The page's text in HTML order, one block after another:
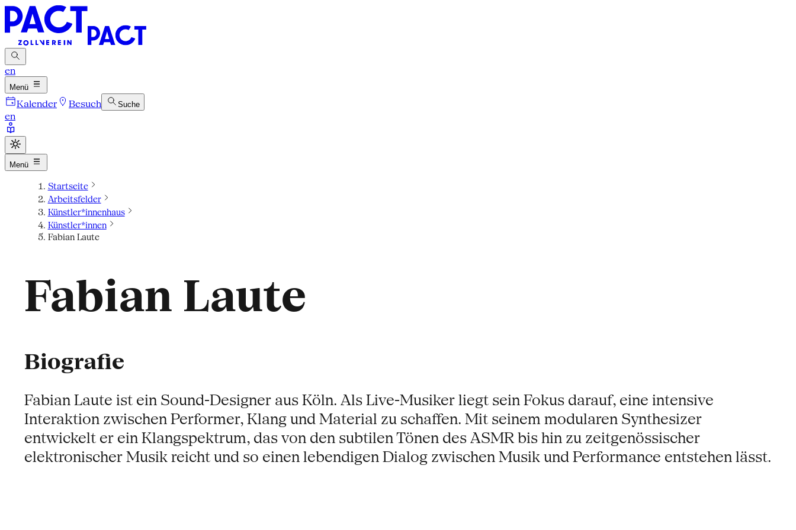
en
Menü
Kalender Besuch Suche
en
Menü
Startseite
Arbeitsfelder
Künstler*innenhaus
Künstler*innen
Fabian Laute
Fabian Laute
Biografie
Fabian Laute ist ein Sound-Designer aus Köln. Als Live-Musiker liegt sein Fokus darauf, eine intensive
Interaktion zwischen Performer, Klang und Material zu schaffen. Mit seinem modularen Synthesizer
entwickelt er ein Klangspektrum, das von den subtilen Tönen des ASMR bis hin zu zeitgenössischer
elektronischer Musik reicht und so einen lebendigen Dialog zwischen Musik und Performance entstehen lässt.